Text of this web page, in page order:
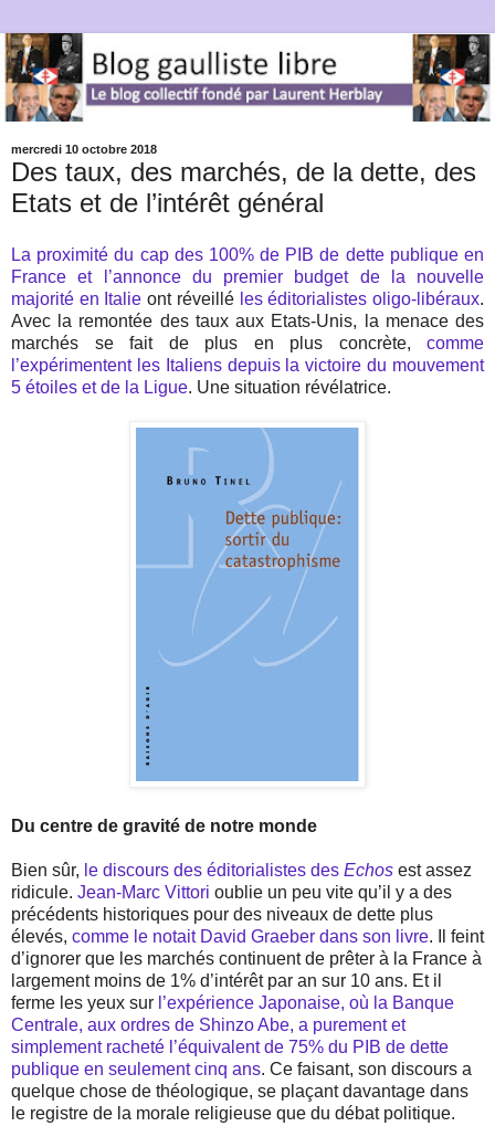
mercredi 10 octobre 2018
Des taux, des marchés, de la dette, des
Etats et de l’intérêt général
La proximité du cap des 100% de PIB de dette publique en
France et l’annonce du premier budget de la nouvelle
majorité en Italie ont réveillé les éditorialistes oligo-libéraux.
Avec la remontée des taux aux Etats-Unis, la menace des
marchés se fait de plus en plus concrète, comme
l’expérimentent les Italiens depuis la victoire du mouvement
5 étoiles et de la Ligue. Une situation révélatrice.
Du centre de gravité de notre monde
Bien sûr, le discours des éditorialistes des Echos est assez
ridicule. Jean-Marc Vittori oublie un peu vite qu’il y a des
précédents historiques pour des niveaux de dette plus
élevés, comme le notait David Graeber dans son livre. Il feint
d’ignorer que les marchés continuent de prêter à la France à
largement moins de 1% d’intérêt par an sur 10 ans. Et il
ferme les yeux sur l’expérience Japonaise, où la Banque
Centrale, aux ordres de Shinzo Abe, a purement et
simplement racheté l’équivalent de 75% du PIB de dette
publique en seulement cinq ans. Ce faisant, son discours a
quelque chose de théologique, se plaçant davantage dans
le registre de la morale religieuse que du débat politique.